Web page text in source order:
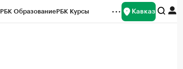
РБК ОбразованиеРБК Курсы Кавказ